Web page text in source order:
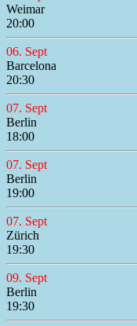
Weimar
20:00
06. Sept
Barcelona
20:30
07. Sept
Berlin
18:00
07. Sept
Berlin
19:00
07. Sept
Zürich
19:30
09. Sept
Berlin
19:30